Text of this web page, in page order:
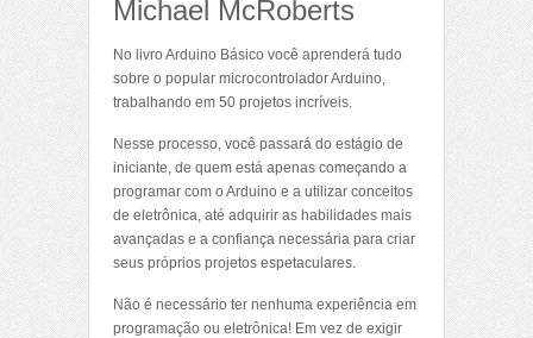
Michael McRoberts
No livro Arduino Básico você aprenderá tudo
sobre o popular microcontrolador Arduino,
trabalhando em 50 projetos incríveis.
Nesse processo, você passará do estágio de
iniciante, de quem está apenas começando a
programar com o Arduino e a utilizar conceitos
de eletrônica, até adquirir as habilidades mais
avançadas e a confiança necessária para criar
seus próprios projetos espetaculares.
Não é necessário ter nenhuma experiência em
programação ou eletrônica! Em vez de exigir